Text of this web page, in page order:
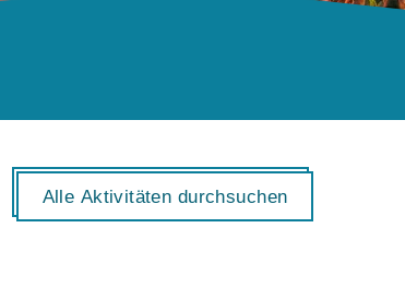
Alle Aktivitäten durchsuchen